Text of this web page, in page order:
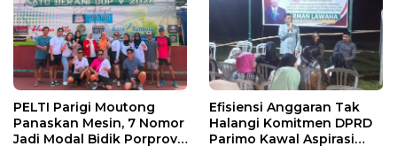
PELTI Parigi Moutong
Panaskan Mesin, 7 Nomor
Jadi Modal Bidik Porprov
Efisiensi Anggaran Tak
Halangi Komitmen DPRD
Parimo Kawal Aspirasi